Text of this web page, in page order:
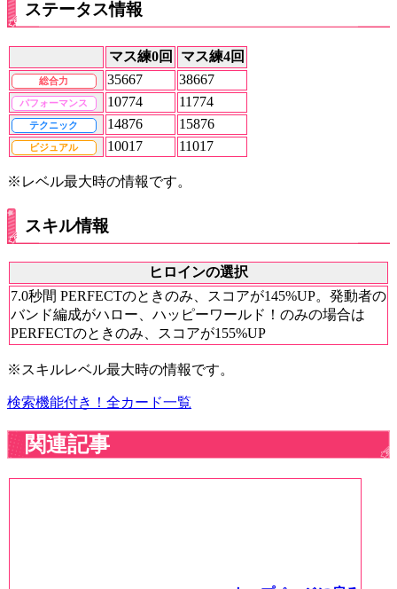
ステータス情報
マス練0回 マス練4回
総合力 35667 38667
パフォーマンス 10774 11774
テクニック 14876 15876
ビジュアル 10017 11017
※レベル最大時の情報です。
スキル情報
ヒロインの選択
7.0秒間 PERFECTのときのみ、スコアが145%UP。発動者の
バンド編成がハロー、ハッピーワールド！のみの場合は
PERFECTのときのみ、スコアが155%UP
※スキルレベル最大時の情報です。
検索機能付き！全カード一覧
関連記事